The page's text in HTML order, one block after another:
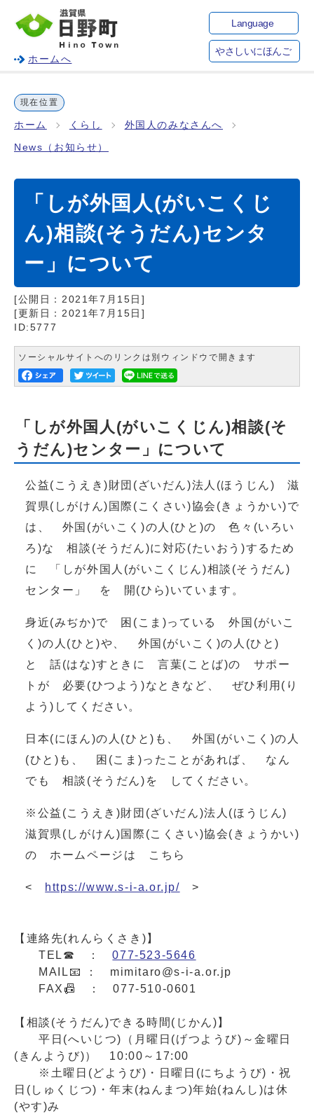
ホームへ
Language
やさしいにほんご
現在位置
ホーム くらし 外国人のみなさんへ
News（お知らせ）
「しが外国人(がいこくじ
ん)相談(そうだん)センタ
ー」について
[公開日： 2021年7月15日 ]
[更新日： 2021年7月15日 ]
ID:5777
ソーシャルサイトへのリンクは別ウィンドウで開きます
「しが外国人(がいこくじん)相談(そ
うだん)センター」について
公益(こうえき)財団(ざいだん)法人(ほうじん) 滋
賀県(しがけん)国際(こくさい)協会(きょうかい)で
は、 外国(がいこく)の人(ひと)の 色々(いろい
ろ)な 相談(そうだん)に対応(たいおう)するため
に 「しが外国人(がいこくじん)相談(そうだん)
センター」 を 開(ひら)いています。
身近(みぢか)で 困(こま)っている 外国(がいこ
く)の人(ひと)や、 外国(がいこく)の人(ひと)
と 話(はな)すときに 言葉(ことば)の サポー
トが 必要(ひつよう)なときなど、 ぜひ利用(り
よう)してください。
日本(にほん)の人(ひと)も、 外国(がいこく)の人
(ひと)も、 困(こま)ったことがあれば、 なん
でも 相談(そうだん)を してください。
※公益(こうえき)財団(ざいだん)法人(ほうじん)
滋賀県(しがけん)国際(こくさい)協会(きょうかい)
の ホームページは こちら
< https://www.s-i-a.or.jp/ >
【連絡先(れんらくさき)】
TEL☎ ：077-523-5646
MAIL📧 ： mimitaro@s-i-a.or.jp
FAX📠 ： 077-510-0601
【相談(そうだん)できる時間(じかん)】
平日(へいじつ)（月曜日(げつようび)～金曜日
(きんようび)） 10:00～17:00
※土曜日(どようび)・日曜日(にちようび)・祝
日(しゅくじつ)・年末(ねんまつ)年始(ねんし)は休
(やす)み